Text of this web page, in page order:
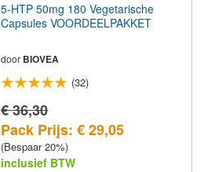
5-HTP 50mg 180 Vegetarische
Capsules VOORDEELPAKKET
door BIOVEA
(32)
€ 36,30
Pack Prijs: € 29,05
(Bespaar 20%)
inclusief BTW